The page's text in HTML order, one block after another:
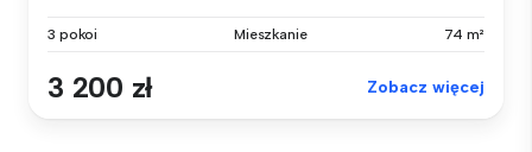
3 pokoi Mieszkanie 74 m²
3 200 zł Zobacz więcej